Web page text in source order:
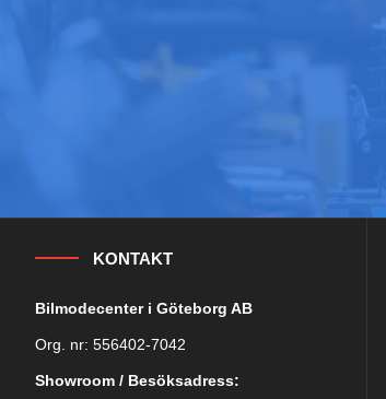
KONTAKT
Bilmodecenter i Göteborg AB
Org. nr: 556402-7042
Showroom / Besöksadress: